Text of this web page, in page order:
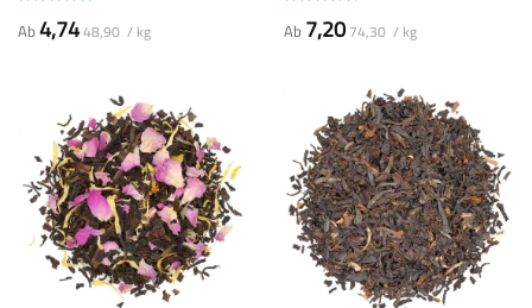
Ab4,7448,90 / kg Ab 7,20 74,30 / kg